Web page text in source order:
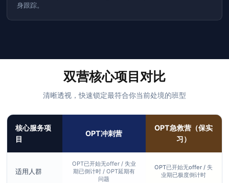
身跟踪。
双营核心项目对比
清晰透视，快速锁定最符合你当前处境的班型
核心服务项
目
OPT冲刺营
OPT急救营（保实
习）
适用人群
OPT已开始无offer / 失业
期已倒计时 / OPT延期有
问题
OPT已开始无offer / 失
业期已极度倒计时